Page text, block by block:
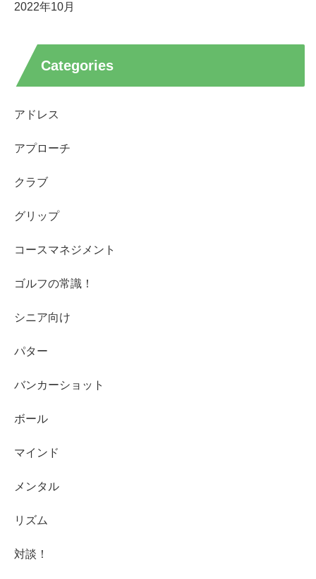
2022年10月
Categories
アドレス
アプローチ
クラブ
グリップ
コースマネジメント
ゴルフの常識！
シニア向け
パター
バンカーショット
ボール
マインド
メンタル
リズム
対談！